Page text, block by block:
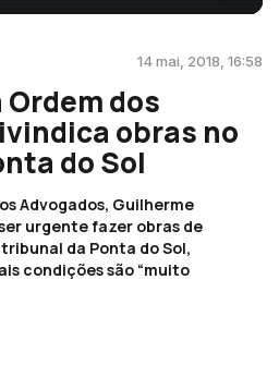
14 mai, 2018, 16:58
dos
obras no
do Sol
Advogados, Guilherme
urgente fazer obras de
da Ponta do Sol,
condições são “muito